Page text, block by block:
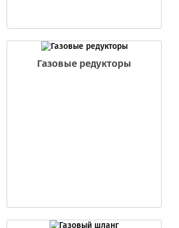
Газовые редукторы